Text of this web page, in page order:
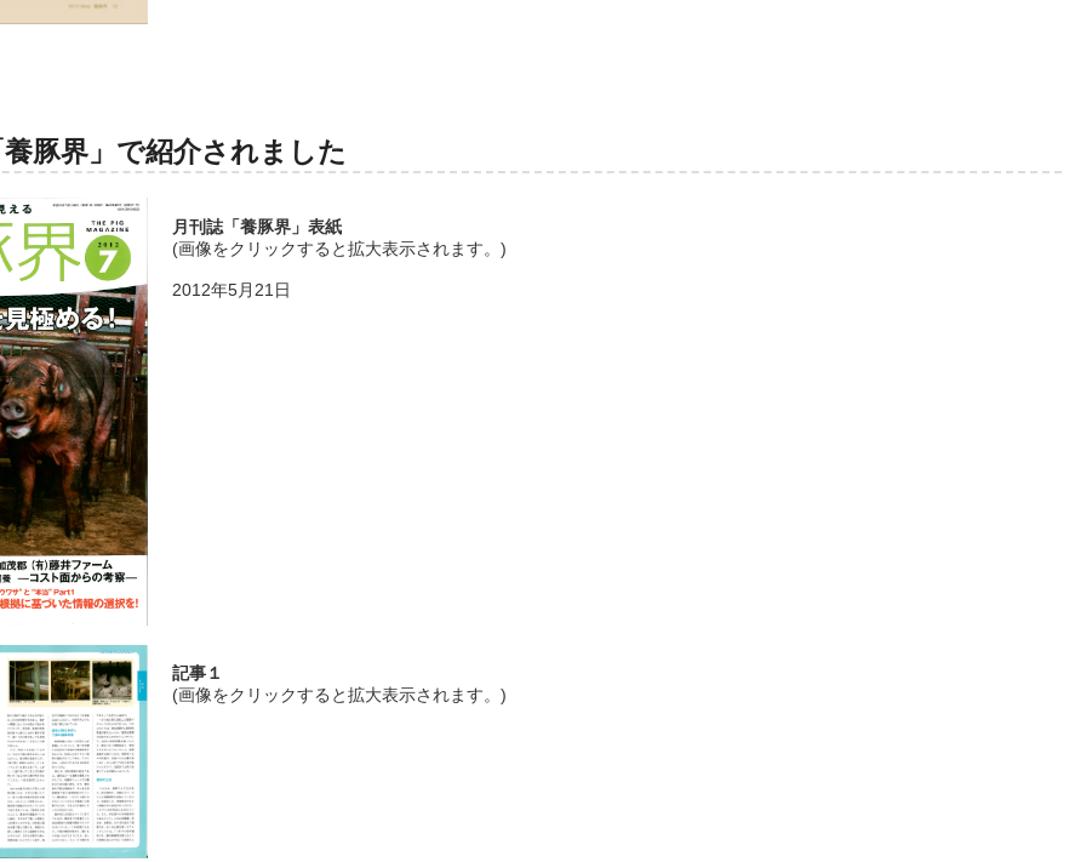
豚界」で紹介されました
月刊誌「養豚界」表紙
(画像をクリックすると拡大表示されます。)
2012年5月21日
記事１
(画像をクリックすると拡大表示されます。)